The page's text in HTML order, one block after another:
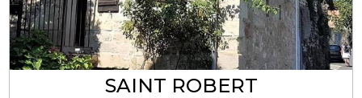
SAINT ROBERT